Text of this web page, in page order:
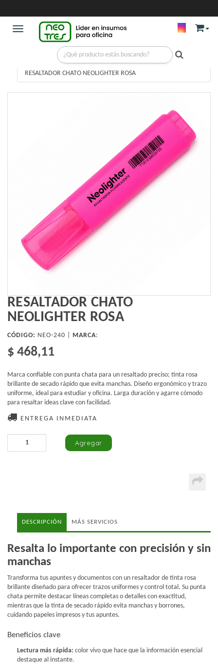
Toggle navigation
/RESALTADORES /
RESALTADOR CHATO NEOLIGHTER ROSA
RESALTADOR CHATO
NEOLIGHTER ROSA
CÓDIGO: NEO-240 | MARCA:
$ 468,11
Marca confiable con punta chata para un resaltado preciso; tinta rosa
brillante de secado rápido que evita manchas. Diseño ergonómico y trazo
uniforme, ideal para estudiar y oficina. Larga duración y agarre cómodo
para resaltar ideas clave con facilidad.
ENTREGA INMEDIATA
DESCRIPCIÓN MÁS SERVICIOS
Resalta lo importante con precisión y sin
manchas
Transforma tus apuntes y documentos con un resaltador de tinta rosa
brillante diseñado para ofrecer trazos uniformes y control total. Su punta
chata permite destacar líneas completas o detalles con exactitud,
mientras que la tinta de secado rápido evita manchas y borrones,
cuidando papeles impresos y tus apuntes.
Beneficios clave
Lectura más rápida: color vivo que hace que la información esencial
destaque al instante.